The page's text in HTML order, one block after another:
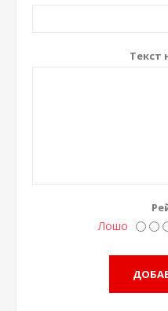
Текст
Лошо